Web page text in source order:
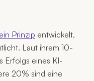
ein Prinzip entwickelt,
Laut ihrem 10-
Erfolgs eines KI-
20% sind eine